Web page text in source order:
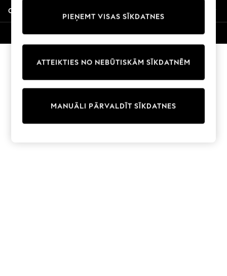
Multipacks
All Boys Sport & Swimwear
Swimwear
Tops
Joggers
Citi pakalpojumi
© 2026 Next Germany GmbH. Visas tiesības aizsargātas.
PIEŅEMT VISAS SĪKDATNES
MANUĀLI PĀRVALDĪT SĪKDATNES
ATTEIKTIES NO NEBŪTISKĀM SĪKDATNĒM